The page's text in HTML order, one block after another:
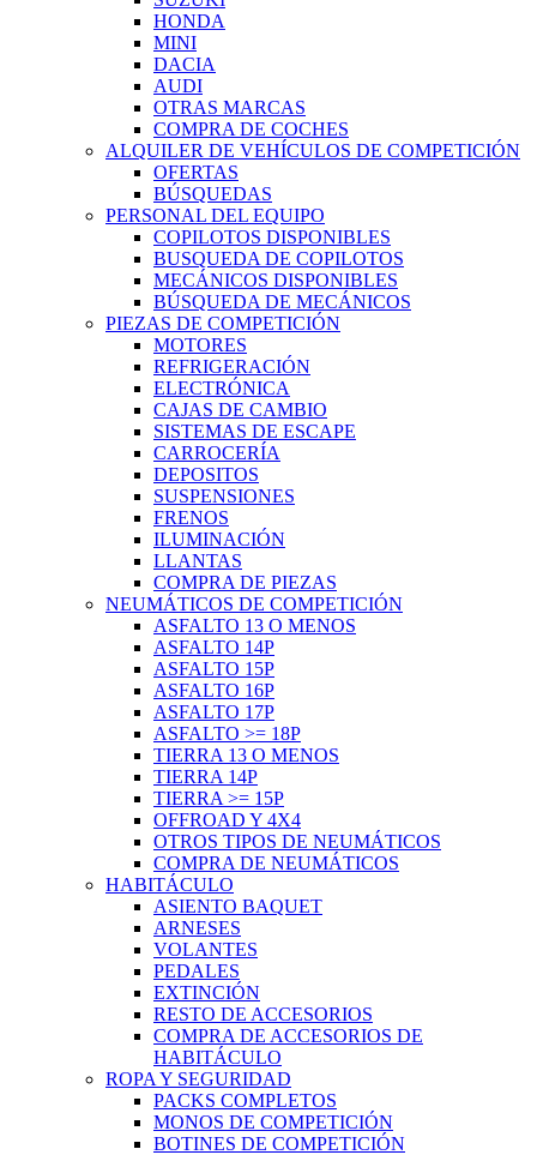
HONDA
MINI
DACIA
AUDI
OTRAS MARCAS
COMPRA DE COCHES
ALQUILER DE VEHÍCULOS DE COMPETICIÓN
OFERTAS
BÚSQUEDAS
PERSONAL DEL EQUIPO
COPILOTOS DISPONIBLES
BUSQUEDA DE COPILOTOS
MECÁNICOS DISPONIBLES
BÚSQUEDA DE MECÁNICOS
PIEZAS DE COMPETICIÓN
MOTORES
REFRIGERACIÓN
ELECTRÓNICA
CAJAS DE CAMBIO
SISTEMAS DE ESCAPE
CARROCERÍA
DEPOSITOS
SUSPENSIONES
FRENOS
ILUMINACIÓN
LLANTAS
COMPRA DE PIEZAS
NEUMÁTICOS DE COMPETICIÓN
ASFALTO 13 O MENOS
ASFALTO 14P
ASFALTO 15P
ASFALTO 16P
ASFALTO 17P
ASFALTO >= 18P
TIERRA 13 O MENOS
TIERRA 14P
TIERRA >= 15P
OFFROAD Y 4X4
OTROS TIPOS DE NEUMÁTICOS
COMPRA DE NEUMÁTICOS
HABITÁCULO
ASIENTO BAQUET
ARNESES
VOLANTES
PEDALES
EXTINCIÓN
RESTO DE ACCESORIOS
COMPRA DE ACCESORIOS DE
HABITÁCULO
ROPA Y SEGURIDAD
PACKS COMPLETOS
MONOS DE COMPETICIÓN
BOTINES DE COMPETICIÓN